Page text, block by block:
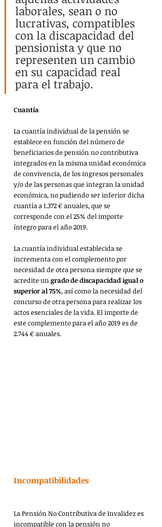
laborales, sean o no
lucrativas, compatibles
con la discapacidad del
pensionista y que no
representen un cambio
en su capacidad real
para el trabajo.
Cuantía
La cuantía individual de la pensión se
establece en función del número de
beneficiarios de pensión no contributiva
integrados en la misma unidad económica
de convivencia, de los ingresos personales
y/o de las personas que integran la unidad
económica, no pudiendo ser inferior dicha
cuantía a 1.372 € anuales, que se
corresponde con el 25% del importe
íntegro para el año 2019.
La cuantía individual establecida se
incrementa con el complemento por
necesidad de otra persona siempre que se
acredite un grado de discapacidad igual o
superior al 75%, así como la necesidad del
concurso de otra persona para realizar los
actos esenciales de la vida. El importe de
este complemento para el año 2019 es de
2.744 € anuales.
Incompatibilidades
La Pensión No Contributiva de Invalidez es
incompatible con la pensión no